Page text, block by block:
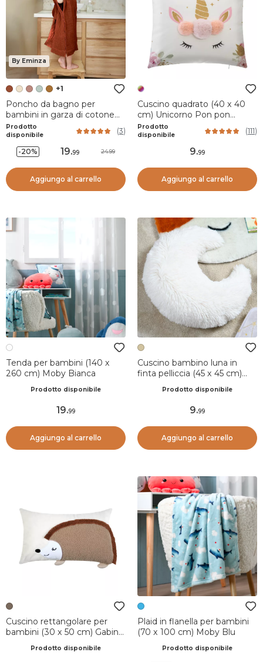
By Eminza
+1
Poncho da bagno per
bambini in garza di cotone
2/5 anni Gaïa Terracotta
Prodotto
disponibile
(3)
-20% 19.99 24.99
Aggiungo al carrello
Cuscino quadrato (40 x 40
cm) Unicorno Pon pon
Multicolore
Prodotto
disponibile
(111)
9.99
Aggiungo al carrello
Tenda per bambini (140 x
260 cm) Moby Bianca
Prodotto disponibile
19.99
Aggiungo al carrello
Cuscino bambino luna in
finta pelliccia (45 x 45 cm)
Prodotto disponibile
9.99
Aggiungo al carrello
Cuscino rettangolare per
bambini (30 x 50 cm) Gabin
Prodotto disponibile
Plaid in flanella per bambini
(70 x 100 cm) Moby Blu
Prodotto disponibile